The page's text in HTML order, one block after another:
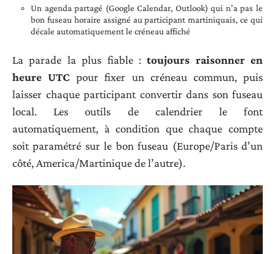
Un agenda partagé (Google Calendar, Outlook) qui n’a pas le
bon fuseau horaire assigné au participant martiniquais, ce qui
décale automatiquement le créneau affiché
La parade la plus fiable :toujours raisonner en
heure UTC pour fixer un créneau commun, puis
laisser chaque participant convertir dans son fuseau
local. Les outils de calendrier le font
automatiquement, à condition que chaque compte
soit paramétré sur le bon fuseau (Europe/Paris d’un
côté, America/Martinique de l’autre).